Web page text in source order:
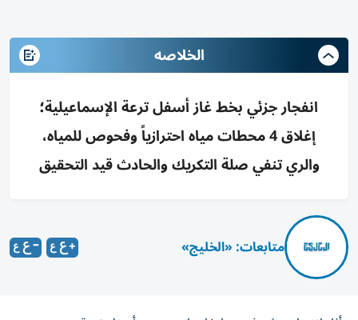
الخلاصه
انفجار جزئي بخط غاز أسفل ترعة الإسماعيلية؛
إغلاق 4 محطات مياه احترازياً وفحوص للمياه،
والري تنفي صلة التكريك والحادث قيد التحقيق
متابعات: «الخليج»